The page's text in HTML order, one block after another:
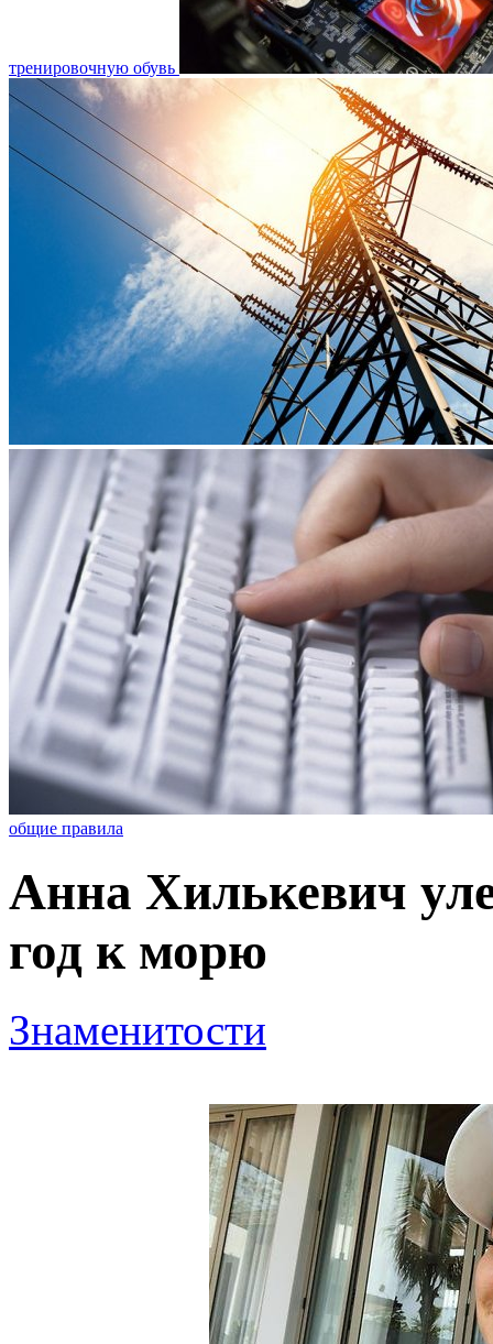
тренировочную обувь
общие правила
Анна Хилькевич
год к морю
Знаменитости